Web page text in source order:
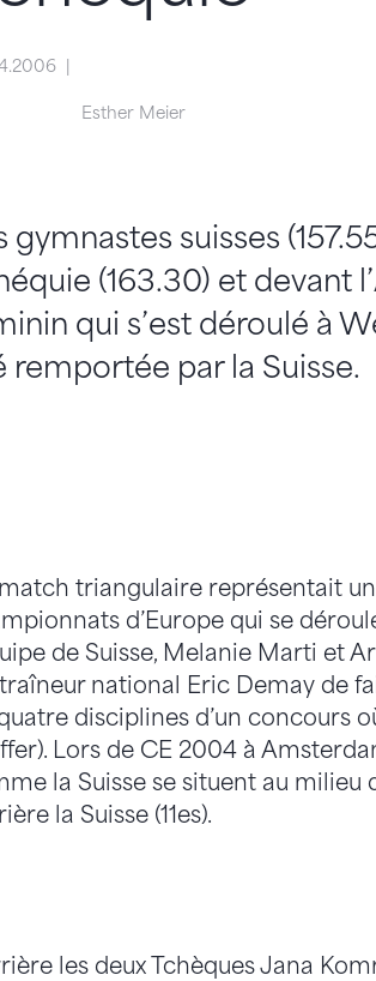
Esther Meier
gymnastes suisses
(163.30) et devant
qui s’est déroulé à
remportée par la Suisse.
triangulaire représentait
d’Europe qui se
de Suisse, Melanie Marti et
national Eric Demay de
disciplines d’un concours
Lors de CE 2004 à
la Suisse se situent au
la Suisse (11es).
les deux Tchèques Jana